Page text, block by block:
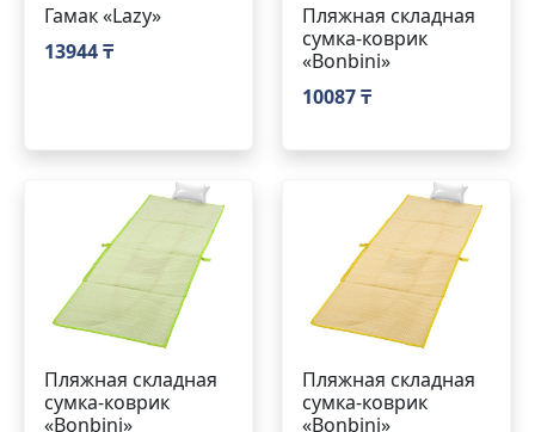
Гамак «Lazy»
13944 ₸
Пляжная складная
сумка-коврик
«Bonbini»
10087 ₸
Пляжная складная
сумка-коврик
«Bonbini»
Пляжная складная
сумка-коврик
«Bonbini»